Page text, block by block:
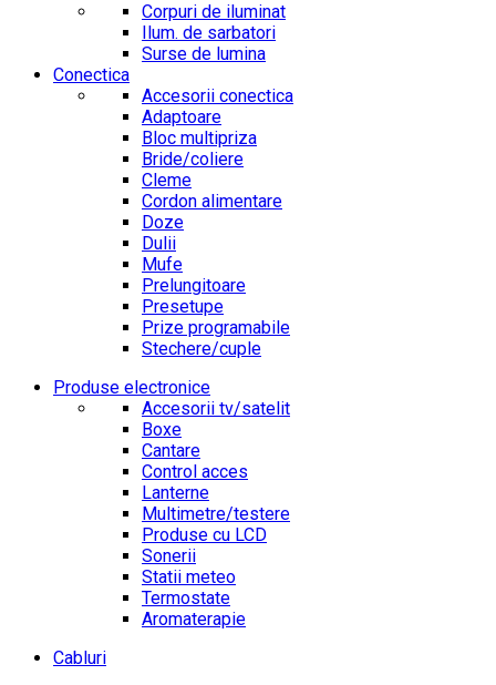
Corpuri de iluminat
Ilum. de sarbatori
Surse de lumina
Conectica
Accesorii conectica
Adaptoare
Bloc multipriza
Bride/coliere
Cleme
Cordon alimentare
Doze
Dulii
Mufe
Prelungitoare
Presetupe
Prize programabile
Stechere/cuple
Produse electronice
Accesorii tv/satelit
Boxe
Cantare
Control acces
Lanterne
Multimetre/testere
Produse cu LCD
Sonerii
Statii meteo
Termostate
Aromaterapie
Cabluri